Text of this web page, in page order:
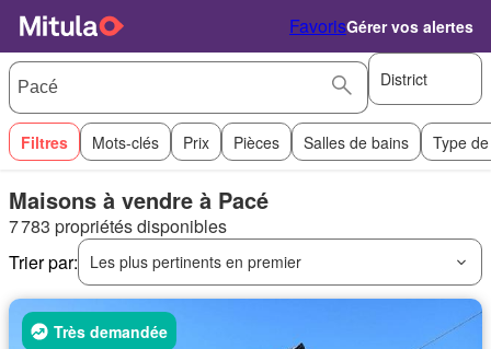
FavorisGérer vos alertes
District
Filtres Mots-clés Prix Pièces Salles de bains Type
Maisons à vendre à Pacé
7 783 propriétés disponibles
Trier par:
Les plus pertinents en premier
Très demandée